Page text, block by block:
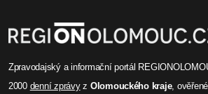
Zpravodajský a informační portál
2000 denní zprávyz Olomouckého kraje, ověřené